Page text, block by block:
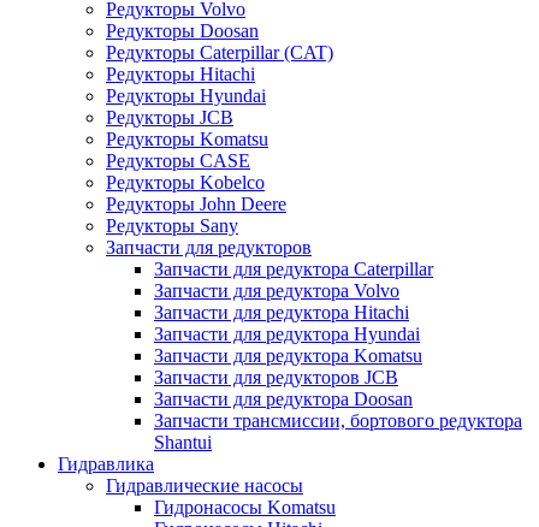
Редукторы Volvo
Редукторы Doosan
Редукторы Caterpillar (CAT)
Редукторы Hitachi
Редукторы Hyundai
Редукторы JCB
Редукторы Komatsu
Редукторы CASE
Редукторы Kobelco
Редукторы John Deere
Редукторы Sany
Запчасти для редукторов
Запчасти для редуктора Caterpillar
Запчасти для редуктора Volvo
Запчасти для редуктора Hitachi
Запчасти для редуктора Hyundai
Запчасти для редуктора Komatsu
Запчасти для редукторов JCB
Запчасти для редуктора Doosan
Запчасти трансмиссии, бортового редуктора
Shantui
Гидравлика
Гидравлические насосы
Гидронасосы Komatsu